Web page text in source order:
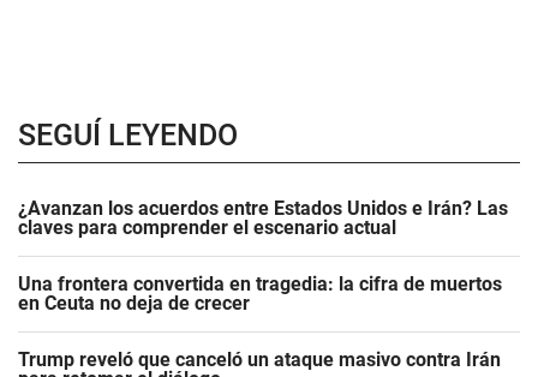
SEGUÍ LEYENDO
¿Avanzan los acuerdos entre Estados Unidos e Irán? Las
claves para comprender el escenario actual
Una frontera convertida en tragedia: la cifra de muertos
en Ceuta no deja de crecer
Trump reveló que canceló un ataque masivo contra Irán